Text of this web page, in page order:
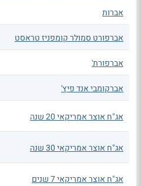
אברות
אברפורט סמולר קומפניז טראסט
אברפורת'
אברקומבי אנד פיץ'
אג"ח אוצר אמריקאי 20 שנה
אג"ח אוצר אמריקאי 30 שנה
אג"ח אוצר אמריקאי 7 שנים